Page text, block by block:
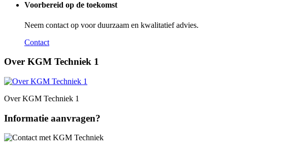
Voorbereid op de toekomst
Neem contact op voor duurzaam en kwalitatief advies.
Contact
Over KGM Techniek 1
Over KGM Techniek 1
Informatie aanvragen?